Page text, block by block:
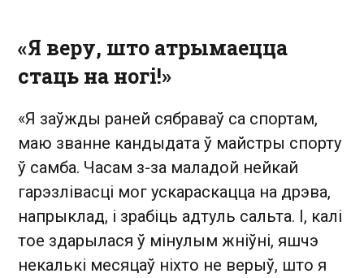
«Я веру, што атрымаецца
стаць на ногі!»
«Я заўжды раней сябраваў са спортам,
маю званне кандыдата ў майстры спорту
ў самба. Часам з-за маладой нейкай
гарэзлівасці мог ускараскацца на дрэва,
напрыклад, і зрабіць адтуль сальта. І, калі
тое здарылася ў мінулым жніўні, яшчэ
некалькі месяцаў ніхто не верыў, што я